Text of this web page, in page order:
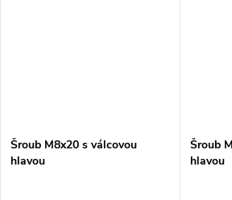
Šroub M8x20 s válcovou
hlavou
Šroub
hlavou